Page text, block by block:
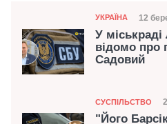
Категорія
УКРАЇНА Дата
12
У
відомо про
Садовий
Категорія
СУСПІЛЬСТВО
"Його